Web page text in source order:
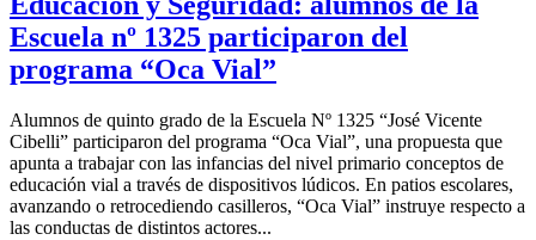
Escuela nº 1325 participaron del
programa “Oca Vial”
Alumnos de quinto grado de la Escuela Nº 1325 “José Vicente
Cibelli” participaron del programa “Oca Vial”, una propuesta que
apunta a trabajar con las infancias del nivel primario conceptos de
educación vial a través de dispositivos lúdicos. En patios escolares,
avanzando o retrocediendo casilleros, “Oca Vial” instruye respecto a
las conductas de distintos actores...